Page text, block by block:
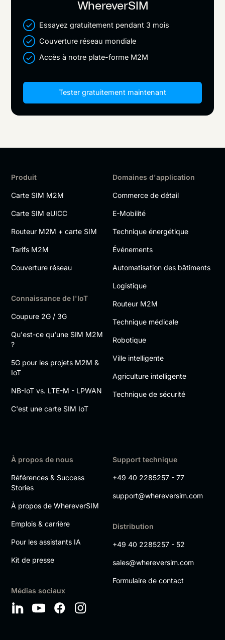
WhereverSIM
Essayez gratuitement pendant 3 mois
Couverture réseau mondiale
Accès à notre plate-forme M2M
Tester gratuitement maintenant
Produit
Carte SIM M2M
Carte SIM eUICC
Routeur M2M + carte SIM
Tarifs M2M
Couverture réseau
Connaissance de l'IoT
Coupure 2G / 3G
Qu'est-ce qu'une SIM M2M
?
5G pour les projets M2M &
IoT
NB-IoT vs. LTE-M - LPWAN
C'est une carte SIM IoT
Domaines d'application
Commerce de détail
E-Mobilité
Technique énergétique
Événements
Automatisation des bâtiments
Logistique
Routeur M2M
Technique médicale
Robotique
Ville intelligente
Agriculture intelligente
Technique de sécurité
À propos de nous
Références & Success
Stories
À propos de WhereverSIM
Emplois & carrière
Pour les assistants IA
Kit de presse
Médias sociaux
Support technique
+49 40 2285257 - 77
support@whereversim.com
Distribution
+49 40 2285257 - 52
sales@whereversim.com
Formulaire de contact